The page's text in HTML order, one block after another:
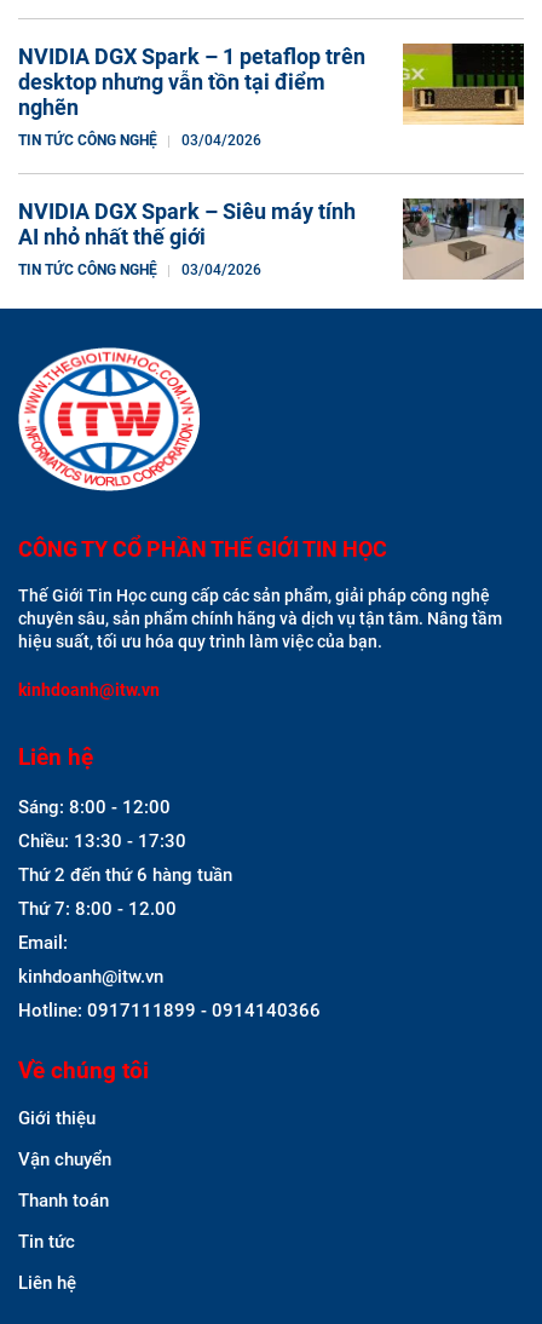
NVIDIA DGX Spark – 1 petaflop trên
desktop nhưng vẫn tồn tại điểm
nghẽn
TIN TỨC CÔNG NGHỆ 03/04/2026
NVIDIA DGX Spark – Siêu máy tính
AI nhỏ nhất thế giới
TIN TỨC CÔNG NGHỆ 03/04/2026
CÔNG TY CỔ PHẦN THẾ GIỚI TIN HỌC
Thế Giới Tin Học cung cấp các sản phẩm, giải pháp công nghệ
chuyên sâu, sản phẩm chính hãng và dịch vụ tận tâm. Nâng tầm
hiệu suất, tối ưu hóa quy trình làm việc của bạn.
kinhdoanh@itw.vn
Liên hệ
Sáng: 8:00 - 12:00
Chiều: 13:30 - 17:30
Thứ 2 đến thứ 6 hàng tuần
Thứ 7: 8:00 - 12.00
Email:
kinhdoanh@itw.vn
Hotline: 0917111899 - 0914140366
Về chúng tôi
Giới thiệu
Vận chuyển
Thanh toán
Tin tức
Liên hệ